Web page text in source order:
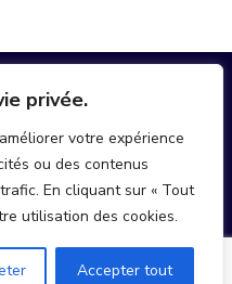
privée.
votre expérience
ou des contenus
En cliquant sur « Tout
utilisation des cookies.
Accepter tout
2025